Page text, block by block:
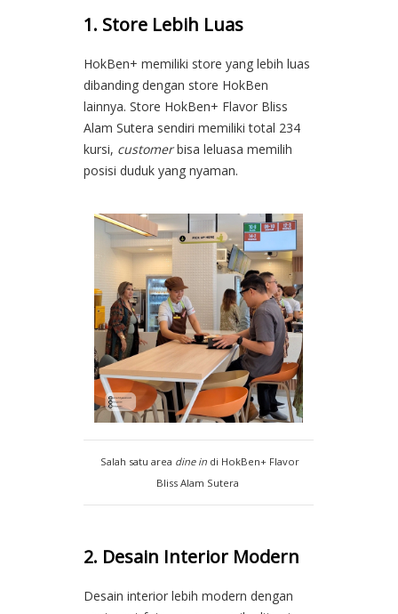
1. Store Lebih Luas
HokBen+ memiliki store yang lebih luas
dibanding dengan store HokBen
lainnya. Store HokBen+ Flavor Bliss
Alam Sutera sendiri memiliki total 234
kursi, customerbisa leluasa memilih
posisi duduk yang nyaman.
Salah satu area dine in di HokBen+ Flavor
Bliss Alam Sutera
2. Desain Interior Modern
Desain interior lebih modern dengan